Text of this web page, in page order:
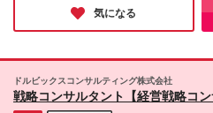
据えた新しいキャリア
制が整った同社にチャレ
気になる
ドルビックスコンサルティング株式会社
戦略コンサルタント【経営戦略コン